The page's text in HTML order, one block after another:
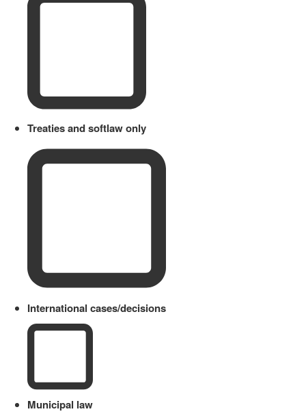
Treaties and softlaw only
International cases/decisions
Municipal law